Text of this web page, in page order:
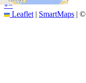
+−
Leaflet | SmartMaps | ©